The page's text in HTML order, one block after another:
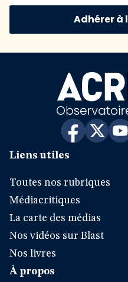
Adhérer à
Liens utiles
Toutes nos rubriques
Médiacritiques
La carte des médias
Nos vidéos sur Blast
Nos livres
À propos